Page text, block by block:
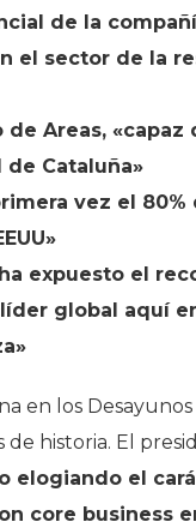
de la
el sector de la
Areas, «capaz
Cataluña»
vez el
expuesto el
global aquí
en los
historia. El
elogiando el
core business